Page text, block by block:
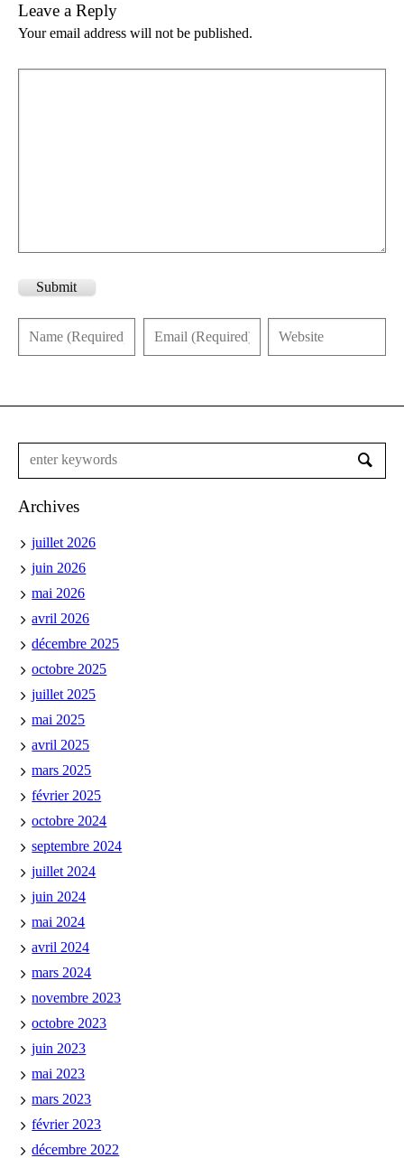
Leave a Reply
Your email address will not be published.
Submit
Archives
juillet 2026
juin 2026
mai 2026
avril 2026
décembre 2025
octobre 2025
juillet 2025
mai 2025
avril 2025
mars 2025
février 2025
octobre 2024
septembre 2024
juillet 2024
juin 2024
mai 2024
avril 2024
mars 2024
novembre 2023
octobre 2023
juin 2023
mai 2023
mars 2023
février 2023
décembre 2022